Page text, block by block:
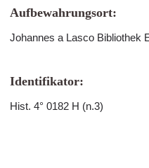
Aufbewahrungsort:
Johannes a Lasco Bibliothek
Identifikator:
Hist. 4° 0182 H (n.3)